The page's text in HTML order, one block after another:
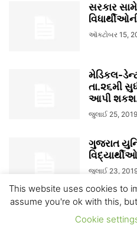
સરકાર
ઑક્ટોબર 15,
મેડિકલ-
તા.૨૬મી
આપી
જુલાઈ 25, 2019
ગુજરાત
જુલાઈ 23,
© All
This website uses cookies to
assume you're ok with this,
Cookie